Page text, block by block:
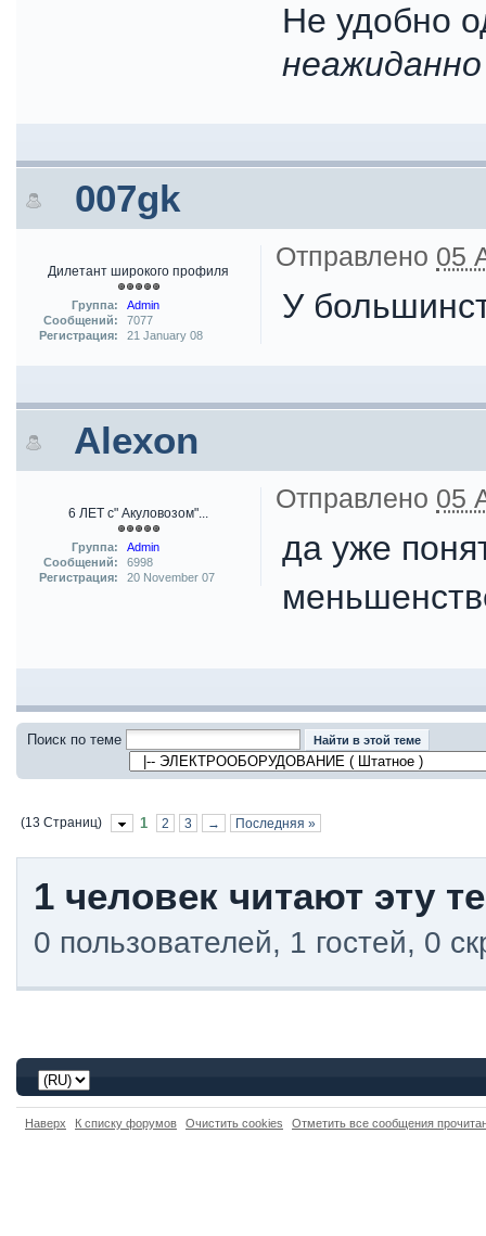
Не удобно
неажиданно
007gk
Дилетант широкого профиля
Группа:
Admin
Сообщений:
7077
Регистрация:
21 January 08
Отправлено 05
У
Alexon
6 ЛЕТ с" Акуловозом"...
Группа:
Admin
Сообщений:
6998
Регистрация:
20 November 07
Отправлено 05
да уже
Поиск по теме
(13 Страниц) 1 2 3 → Последняя »
1 человек читают эту
0 пользователей, 1 гостей, 0
Наверх К списку форумов Очистить cookies Отметить все сообщения